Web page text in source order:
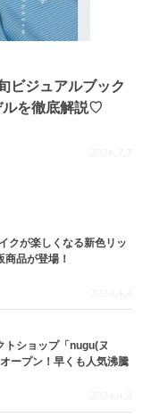
ビジュアルブック
ルを徹底解説♡
2026.7.7
クが楽しくなる新色リッ
品が登場！
2024.4.4
トショップ「nugu(ヌ
ープン！早くも人気沸騰
2024.4.3